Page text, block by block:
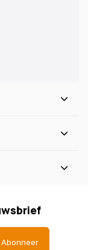
Abonneer